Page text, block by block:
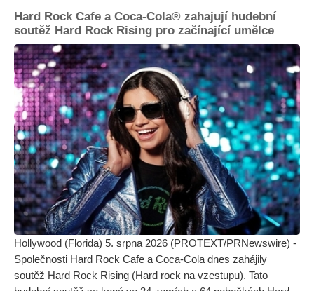
Hard Rock Cafe a Coca-Cola® zahajují hudební
soutěž Hard Rock Rising pro začínající umělce
Hollywood (Florida) 5. srpna 2026 (PROTEXT/PRNewswire) -
Společnosti Hard Rock Cafe a Coca-Cola dnes zahájily
soutěž Hard Rock Rising (Hard rock na vzestupu). Tato